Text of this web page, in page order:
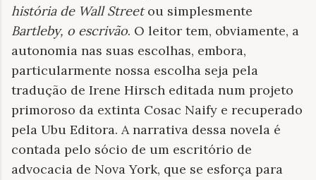
história de Wall Streetou simplesmente
Bartleby, o escrivão. O leitor tem, obviamente, a
autonomia nas suas escolhas, embora,
particularmente nossa escolha seja pela
tradução de Irene Hirsch editada num projeto
primoroso da extinta Cosac Naify e recuperado
pela Ubu Editora. A narrativa dessa novela é
contada pelo sócio de um escritório de
advocacia de Nova York, que se esforça para